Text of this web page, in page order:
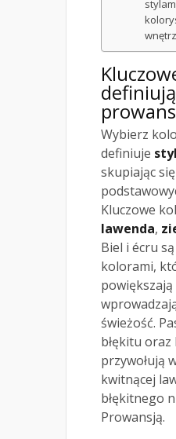
Wybierz
definiuje
skupiając
Kluczowe
lawenda,
Biel i écru
kolorami,
świeżość.
błękitu oraz
przywołują
kwitnącej
błękitnego
Prowansją.